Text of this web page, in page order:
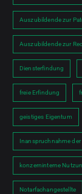
Auszubildende zur
Auszubildende zur
Diensterfindung
freie Erfindung
geistiges Eigentum
Inanspruchnahme
konzerninterne
Notarfachangestellte